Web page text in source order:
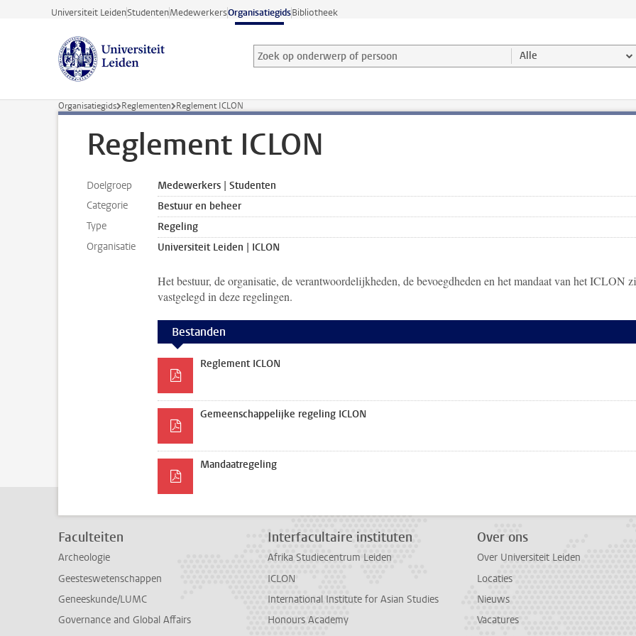
Ga direct naar de inhoud
Universiteit LeidenStudentenMedewerkersOrganisatiegidsBibliotheek
Zoek op onderwerp of persoon en selecteer categorie
Zoekterm Alle
Organisatiegids Reglementen Reglement ICLON
Reglement ICLON
Doelgroep
Medewerkers | Studenten
Categorie
Bestuur en beheer
Type
Regeling
Organisatie
Universiteit Leiden | ICLON
Het bestuur, de organisatie, de verantwoordelijkheden, de bevoegdheden en het mandaat van het ICLON
vastgelegd in deze regelingen.
Bestanden
Reglement ICLON
Gemeenschappelijke regeling ICLON
Mandaatregeling
Faculteiten
Archeologie
Geesteswetenschappen
Geneeskunde/LUMC
Governance and Global Affairs
Interfacultaire instituten
Afrika Studiecentrum Leiden
ICLON
International Institute for Asian Studies
Honours Academy
Over ons
Over Universiteit Leiden
Locaties
Nieuws
Vacatures